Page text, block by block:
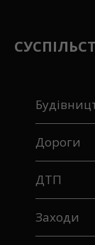
Дороги
ДТП
Заходи